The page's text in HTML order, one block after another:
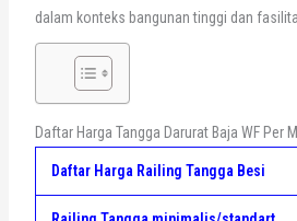
dalam konteks bangunan tinggi dan
Daftar Harga Tangga Darurat Baja WF Per
Daftar Harga Railing Tangga Besi